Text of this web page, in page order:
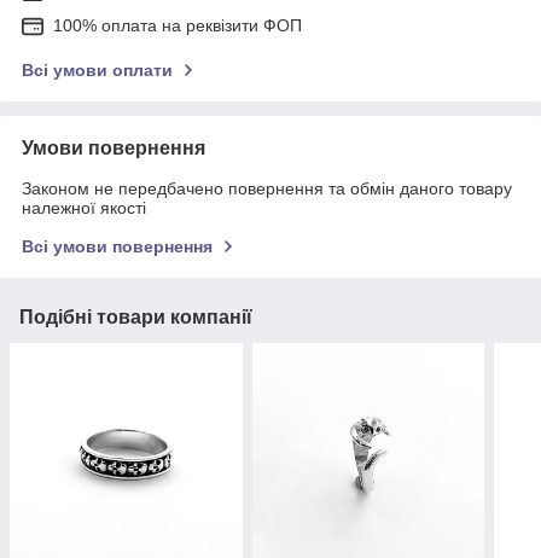
100% оплата на реквізити ФОП
Всі умови оплати
Умови повернення
Законом не передбачено повернення та обмін даного товару
належної якості
Всі умови повернення
Подібні товари компанії